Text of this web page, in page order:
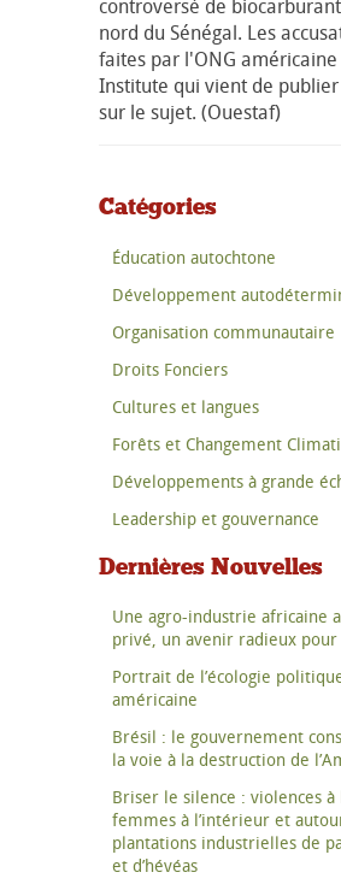
controversé de
nord du Sénégal. Les
faites par l'ONG
Institute qui vient de
sur le sujet. (Ouestaf)
Catégories
Éducation autochtone
Développement
Organisation communautaire
Droits Fonciers
Cultures et langues
Forêts et Changement
Développements à grande
Leadership et gouvernance
Dernières Nouvelles
Une agro-industrie africaine
privé, un avenir radieux pour
Portrait de l’écologie
américaine
Brésil : le gouvernement
la voie à la destruction de
Briser le silence : violences à
femmes à l’intérieur et
plantations industrielles de
et d’hévéas